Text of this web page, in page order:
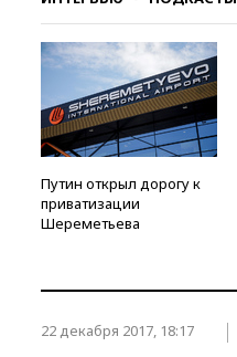
СТИЛЬ ТЕСТЫ
Путин открыл дорогу к
приватизации
Шереметьева
22 декабря 2017, 18:17